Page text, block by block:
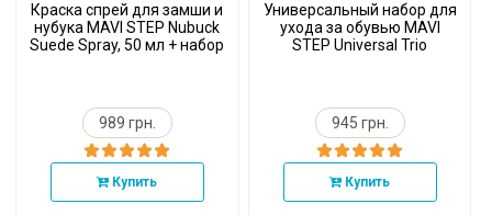
Краска спрей для замши и
нубука MAVI STEP Nubuck
Suede Spray, 50 мл + набор
989 грн.
Купить
Универсальный набор для
ухода за обувью MAVI
STEP Universal Trio
945 грн.
Купить